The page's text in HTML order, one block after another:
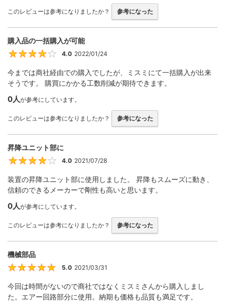
このレビューは参考になりましたか？ 参考になった
購入品の一括購入が可能
4
4.0 2022/01/24
今までは商社経由での購入でしたが、ミスミにて一括購入が出来
そうです。 購買にかかる工数削減が期待できます。
0人が参考にしています。
このレビューは参考になりましたか？ 参考になった
昇降ユニット部に
4
4.0 2021/07/28
装置の昇降ユニット部に使用しました。 昇降もスムーズに動き、
信頼のできるメーカーで剛性も高いと思います。
0人が参考にしています。
このレビューは参考になりましたか？ 参考になった
機械部品
5
5.0 2021/03/31
今回は時間がないので商社ではなくミスミさんから購入しまし
た。エアー回路部分に使用。納期も価格も品質も満足です。